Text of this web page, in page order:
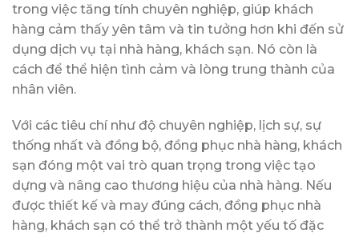
trong việc tăng tính chuyên nghiệp, giúp khách
hàng cảm thấy yên tâm và tin tưởng hơn khi đến sử
dụng dịch vụ tại nhà hàng, khách sạn. Nó còn là
cách để thể hiện tình cảm và lòng trung thành của
nhân viên.
Với các tiêu chí như độ chuyên nghiệp, lịch sự, sự
thống nhất và đồng bộ, đồng phục nhà hàng, khách
sạn đóng một vai trò quan trọng trong việc tạo
dựng và nâng cao thương hiệu của nhà hàng. Nếu
được thiết kế và may đúng cách, đồng phục nhà
hàng, khách sạn có thể trở thành một yếu tố đặc